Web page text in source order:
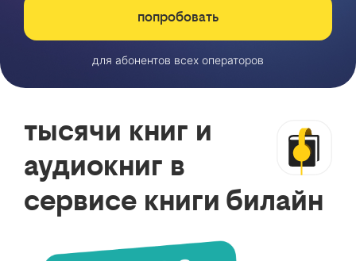
попробовать
для абонентов всех операторов
тысячи книг и
аудиокниг в
сервисе книги билайн